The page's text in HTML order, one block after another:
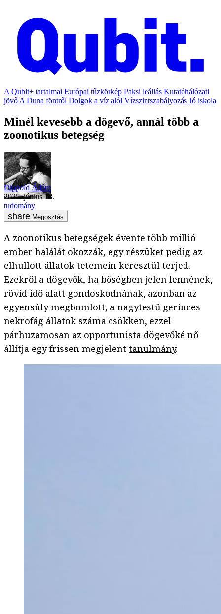
A Qubit+ tartalmai Európai tűzkörkép Paksi leállás Kutatóhálózati
jövő A Duna föntről Dolgok a víz alól Vízszintszabályozás Jó iskola
Minél kevesebb a dögevő, annál több a
zoonotikus betegség
Dippold Ádám
2025. június 18.
tudomány
Megosztás
A zoonotikus betegségek évente több millió
ember halálát okozzák, egy részüket pedig az
elhullott állatok tetemein keresztül terjed.
Ezekről a dögevők, ha bőségben jelen lennének,
rövid idő alatt gondoskodnának, azonban az
egyensúly megbomlott, a nagytestű gerinces
nekrofág állatok száma csökken, ezzel
párhuzamosan az opportunista dögevőké nő –
állítja egy frissen megjelent tanulmány.